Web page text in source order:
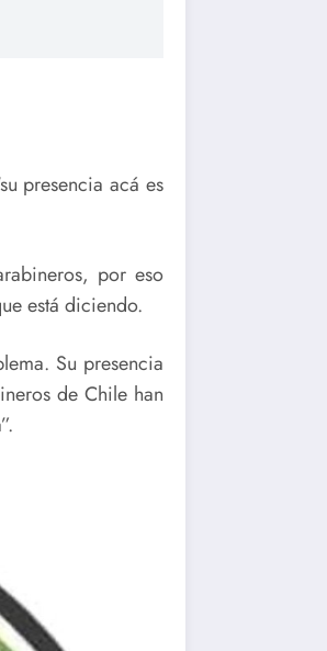
presencia acá es
por eso
está diciendo.
Su presencia
de Chile han